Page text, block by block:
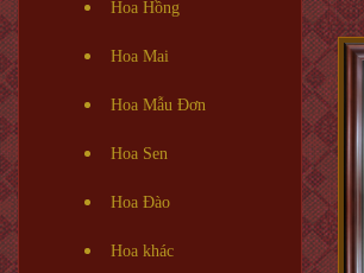
Hoa Hồng
Hoa Mai
Hoa Mẫu Đơn
Hoa Sen
Hoa Đào
Hoa khác